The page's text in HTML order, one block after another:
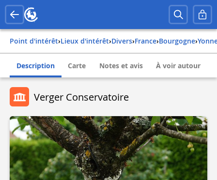
Point d'intérêt› Lieux d'intérêt› Divers› france› bourgogne›
Description Carte Notes et avis À voir autour
Verger Conservatoire